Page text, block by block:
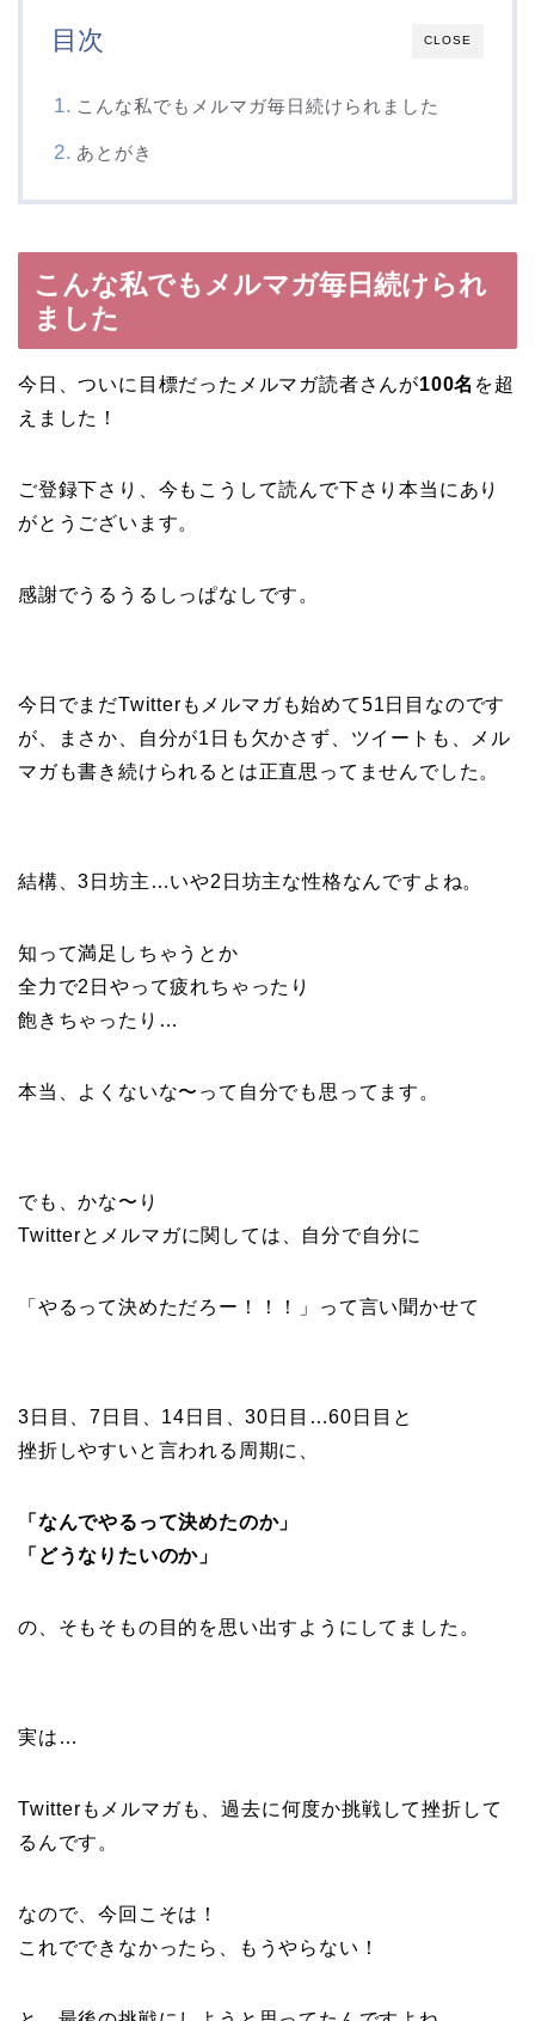
CLOSE
目次
こんな私でもメルマガ毎日続けられました
あとがき
こんな私でもメルマガ毎日続けられ
ました
今日、ついに目標だったメルマガ読者さんが100名 を超
えました！
ご登録下さり、今もこうして読んで下さり本当にあり
がとうございます。
感謝でうるうるしっぱなしです。
今日でまだTwitterもメルマガも始めて51日目なのです
が、まさか、自分が1日も欠かさず、ツイートも、メル
マガも書き続けられるとは正直思ってませんでした。
結構、3日坊主…いや2日坊主な性格なんですよね。
知って満足しちゃうとか
全力で2日やって疲れちゃったり
飽きちゃったり…
本当、よくないな〜って自分でも思ってます。
でも、かな〜り
Twitterとメルマガに関しては、自分で自分に
「やるって決めただろー！！！」って言い聞かせて
3日目、7日目、14日目、30日目…60日目と
挫折しやすいと言われる周期に、
「なんでやるって決めたのか」
「どうなりたいのか」
の、そもそもの目的を思い出すようにしてました。
実は…
Twitterもメルマガも、過去に何度か挑戦して挫折して
るんです。
なので、今回こそは！
これでできなかったら、もうやらない！